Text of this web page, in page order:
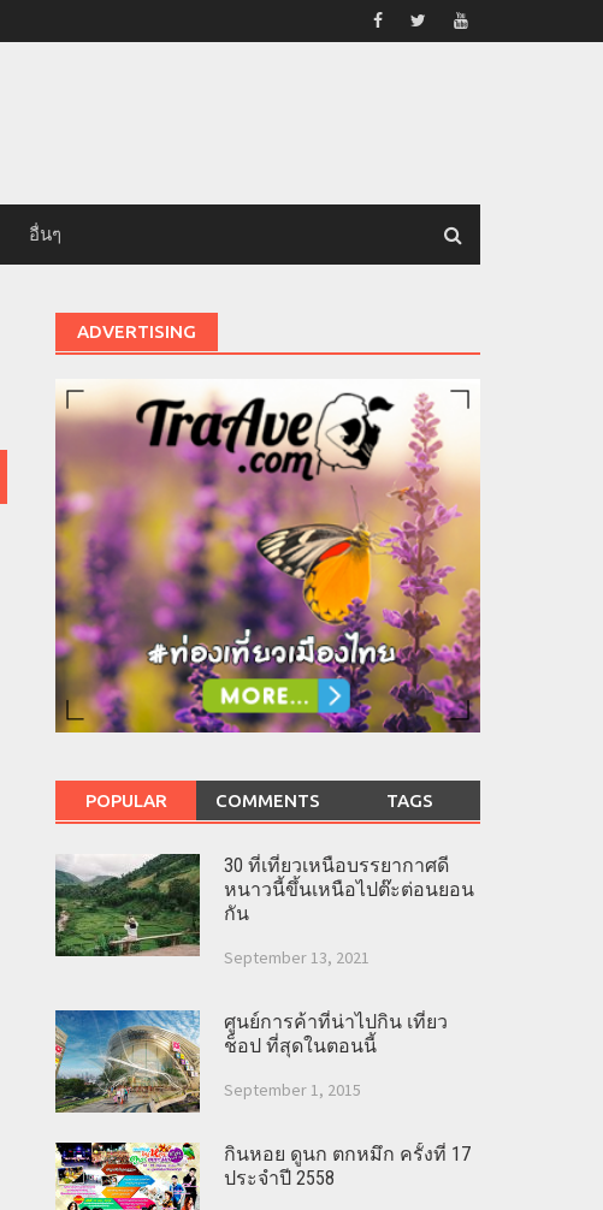
อื่นๆ
ADVERTISING
POPULAR COMMENTS TAGS
30 ที่เที่ยวเหนือบรรยากาศดี
หนาวนี้ขึ้นเหนือไปต๊ะต่อนยอน
กัน
September 13, 2021
ศูนย์การค้าที่น่าไปกิน เที่ยว
ช็อป ที่สุดในตอนนี้
September 1, 2015
กินหอย ดูนก ตกหมึก ครั้งที่ 17
ประจำปี 2558